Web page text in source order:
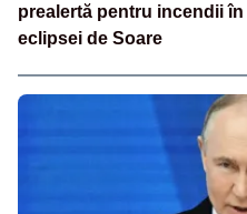
prealertă pentru incendii
eclipsei de Soare